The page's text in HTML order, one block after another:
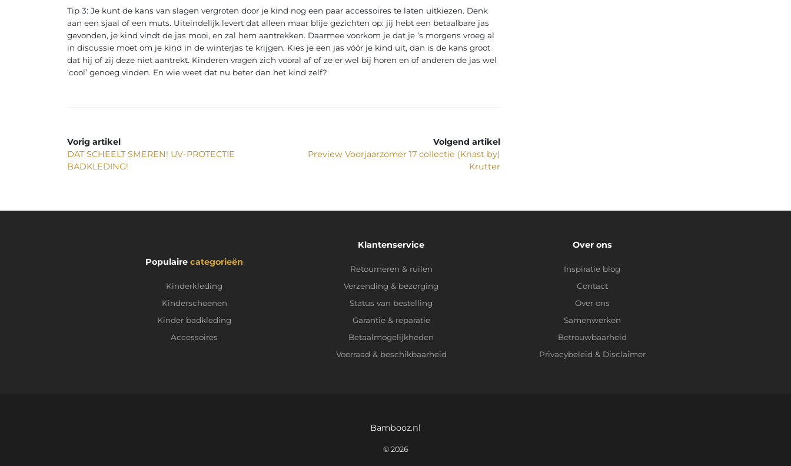
Tip 3: Je kunt de kans van slagen vergroten door je kind nog een paar accessoires te laten uitkiezen. Denk
aan een sjaal of een muts. Uiteindelijk levert dat alleen maar blije gezichten op: jij hebt een betaalbare jas
gevonden, je kind vindt de jas mooi, en zal hem aantrekken. Daarmee voorkom je dat je ‘s morgens vroeg al
in discussie moet om je kind in de winterjas te krijgen. Kies je een jas vóór je kind uit, dan is de kans groot
dat hij of zij deze niet aantrekt. Kinderen vragen zich vooral af of ze er wel bij horen en of anderen de jas wel
‘cool’ genoeg vinden. En wie weet dat nu beter dan het kind zelf?
Vorig artikel
DAT SCHEELT SMEREN! UV-PROTECTIE
BADKLEDING!
Volgend artikel
Preview Voorjaarzomer 17 collectie (Knast by)
Krutter
Populairecategorieën
Kinderkleding
Kinderschoenen
Kinder badkleding
Accessoires
Klantenservice
Retourneren & ruilen
Verzending & bezorging
Status van bestelling
Garantie & reparatie
Betaalmogelijkheden
Voorraad & beschikbaarheid
Over ons
Inspiratie blog
Contact
Over ons
Samenwerken
Betrouwbaarheid
Privacybeleid & Disclaimer
Bambooz.nl
© 2026